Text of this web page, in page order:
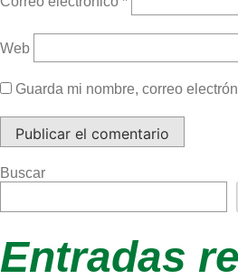
Web
Guarda mi nombre, correo
Buscar
Entradas